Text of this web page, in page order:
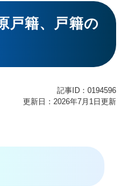
戸籍、戸籍の
記事ID：0194596
更新日：2026年7月1日更新